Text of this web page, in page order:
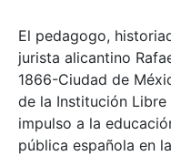
El pedagogo,
jurista alicantino
1866-Ciudad de
de la Institución Libre
impulso a la
pública española en